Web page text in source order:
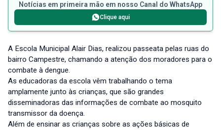
Notícias em primeira mão em nosso Canal do WhatsApp
Clique aqui
A Escola Municipal Alair Dias, realizou passeata pelas ruas do
bairro Campestre, chamando a atenção dos moradores para o
combate à dengue.
As educadoras da escola vêm trabalhando o tema
amplamente junto às crianças, que são grandes
disseminadoras das informações de combate ao mosquito
transmissor da doença.
Além de ensinar as crianças sobre as ações básicas de